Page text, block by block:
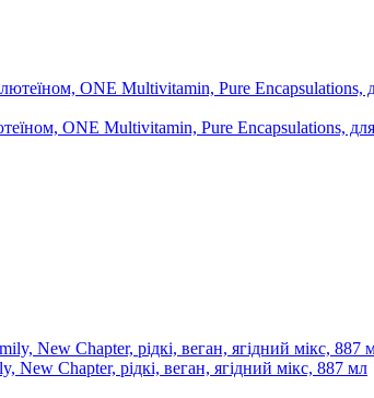
ONE Multivitamin, Pure Encapsulations,
Chapter, рідкі, веган, ягідний мікс, 887 мл